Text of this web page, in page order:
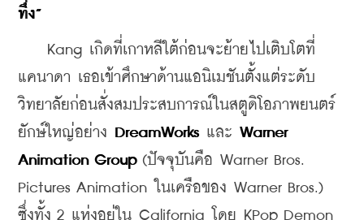
ทึ่ง”
Kang เกิดที่เกาหลีใต้ก่อนจะย้ายไปเติบโตที่
แคนาดา เธอเข้าศึกษาด้านแอนิเมชันตั้งแต่ระดับ
วิทยาลัยก่อนสั่งสมประสบการณ์ในสตูดิโอภาพยนตร์
ยักษ์ใหญ่อย่าง DreamWorks และ Warner
Animation Group (ปัจจุบันคือ Warner Bros.
Pictures Animation ในเครือของ Warner Bros.)
ซึ่งทั้ง 2 แห่งอยู่ใน California โดย KPop Demon